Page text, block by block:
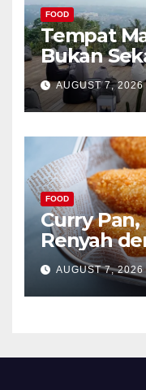
FOOD
Tempat
Bukan
AUGUST 7, 2026
FOOD
Curry
Renyah
Menggoda
AUGUST 7, 2026